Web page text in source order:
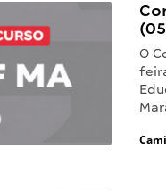
O